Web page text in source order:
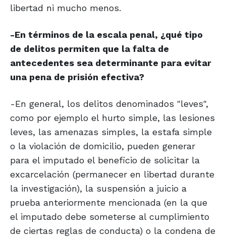
libertad ni mucho menos.
-En términos de la escala penal, ¿qué tipo
de delitos permiten que la falta de
antecedentes sea determinante para evitar
una pena de prisión efectiva?
-En general, los delitos denominados "leves",
como por ejemplo el hurto simple, las lesiones
leves, las amenazas simples, la estafa simple
o la violación de domicilio, pueden generar
para el imputado el beneficio de solicitar la
excarcelación (permanecer en libertad durante
la investigación), la suspensión a juicio a
prueba anteriormente mencionada (en la que
el imputado debe someterse al cumplimiento
de ciertas reglas de conducta) o la condena de